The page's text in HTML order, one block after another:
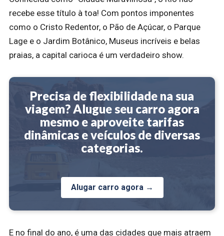
recebe esse título à toa! Com pontos imponentes
como o Cristo Redentor, o Pão de Açúcar, o Parque
Lage e o Jardim Botânico, Museus incríveis e belas
praias, a capital carioca é um verdadeiro show.
Precisa de flexibilidade na sua
viagem? Alugue seu carro agora
mesmo e aproveite tarifas
dinâmicas e veículos de diversas
categorias.
Alugar carro agora →
E no final do ano, é uma das cidades que mais atraem